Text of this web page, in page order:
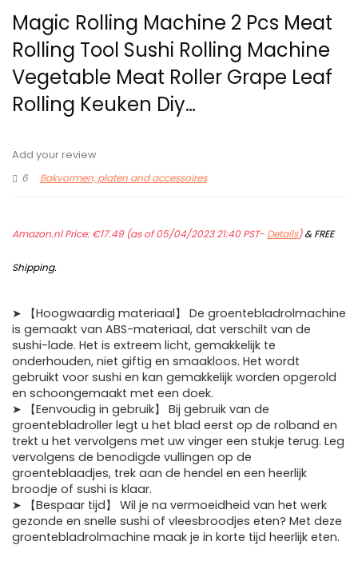
Magic Rolling Machine 2 Pcs Meat
Rolling Tool Sushi Rolling Machine
Vegetable Meat Roller Grape Leaf
Rolling Keuken Diy…
Add your review
6
Bakvormen, platen and accessoires
Amazon.nl Price:€17.49(as of 05/04/2023 21:40 PST- Details)&FREE
Shipping.
➤ 【Hoogwaardig materiaal】 De groentebladrolmachine
is gemaakt van ABS-materiaal, dat verschilt van de
sushi-lade. Het is extreem licht, gemakkelijk te
onderhouden, niet giftig en smaakloos. Het wordt
gebruikt voor sushi en kan gemakkelijk worden opgerold
en schoongemaakt met een doek.
➤ 【Eenvoudig in gebruik】 Bij gebruik van de
groentebladroller legt u het blad eerst op de rolband en
trekt u het vervolgens met uw vinger een stukje terug. Leg
vervolgens de benodigde vullingen op de
groenteblaadjes, trek aan de hendel en een heerlijk
broodje of sushi is klaar.
➤ 【Bespaar tijd】 Wil je na vermoeidheid van het werk
gezonde en snelle sushi of vleesbroodjes eten? Met deze
groentebladrolmachine maak je in korte tijd heerlijk eten.